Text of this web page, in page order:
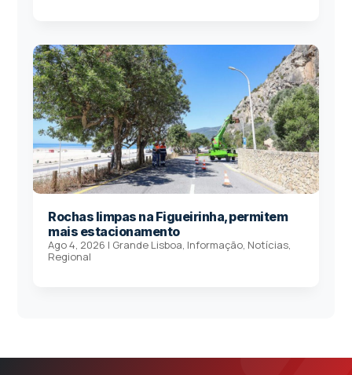
Rochas limpas na Figueirinha, permitem
mais estacionamento
Ago 4, 2026 | Grande Lisboa, Informação, Notícias,
Regional